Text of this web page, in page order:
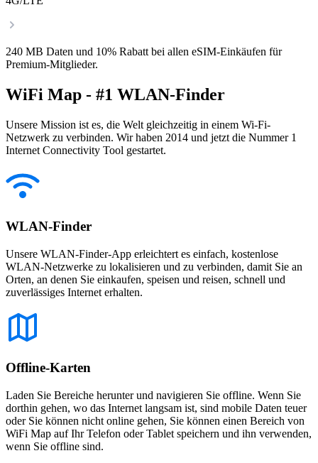
240 MB Daten und 10% Rabatt bei allen eSIM-Einkäufen für
Premium-Mitglieder.
WiFi Map - #1 WLAN-Finder
Unsere Mission ist es, die Welt gleichzeitig in einem Wi-Fi-
Netzwerk zu verbinden. Wir haben 2014 und jetzt die Nummer 1
Internet Connectivity Tool gestartet.
WLAN-Finder
Unsere WLAN-Finder-App erleichtert es einfach, kostenlose
WLAN-Netzwerke zu lokalisieren und zu verbinden, damit Sie an
Orten, an denen Sie einkaufen, speisen und reisen, schnell und
zuverlässiges Internet erhalten.
Offline-Karten
Laden Sie Bereiche herunter und navigieren Sie offline. Wenn Sie
dorthin gehen, wo das Internet langsam ist, sind mobile Daten teuer
oder Sie können nicht online gehen, Sie können einen Bereich von
WiFi Map auf Ihr Telefon oder Tablet speichern und ihn verwenden,
wenn Sie offline sind.